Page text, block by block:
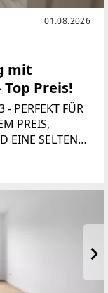
01.08.2026
mit
Preis!
PERFEKT FÜR
PREIS,
EINE SELTENE
3 –